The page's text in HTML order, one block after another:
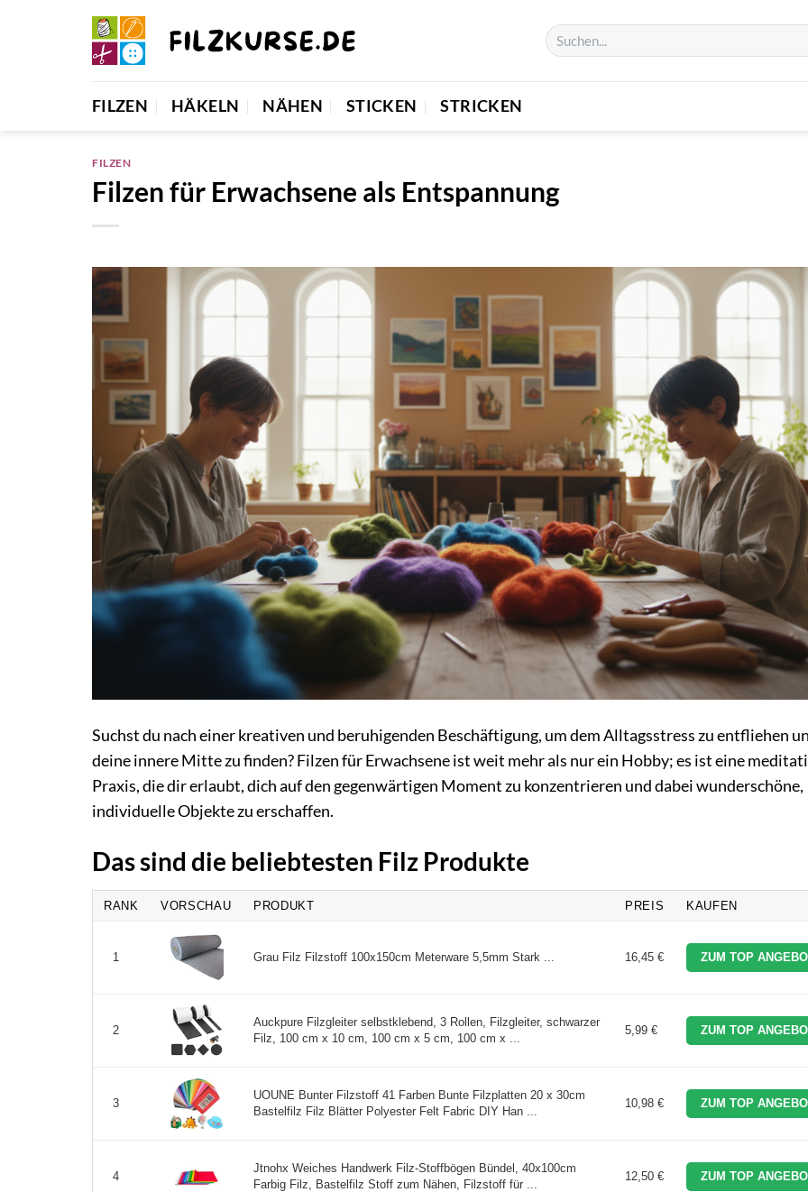
FILZEN HÄKELN NÄHEN STICKEN STRICKEN
FILZEN
Filzen für Erwachsene als Entspannung
Suchst du nach einer kreativen und beruhigenden Beschäftigung, um dem Alltagsstress zu entfliehen
deine innere Mitte zu finden? Filzen für Erwachsene ist weit mehr als nur ein Hobby; es ist eine
Praxis, die dir erlaubt, dich auf den gegenwärtigen Moment zu konzentrieren und dabei wunderschöne,
individuelle Objekte zu erschaffen.
Das sind die beliebtesten Filz Produkte
RANK VORSCHAU PRODUKT PREIS KAUFEN
1 Grau Filz Filzstoff 100x150cm Meterware 5,5mm Stark ... 16,45 € ZUM TOP
2
Auckpure Filzgleiter selbstklebend, 3 Rollen, Filzgleiter, schwarzer
Filz, 100 cm x 10 cm, 100 cm x 5 cm, 100 cm x ...
5,99 € ZUM TOP
3
UOUNE Bunter Filzstoff 41 Farben Bunte Filzplatten 20 x 30cm
Bastelfilz Filz Blätter Polyester Felt Fabric DIY Han ...
10,98 € ZUM TOP
4
Jtnohx Weiches Handwerk Filz-Stoffbögen Bündel, 40x100cm
Farbig Filz, Bastelfilz Stoff zum Nähen, Filzstoff für ...
12,50 € ZUM TOP